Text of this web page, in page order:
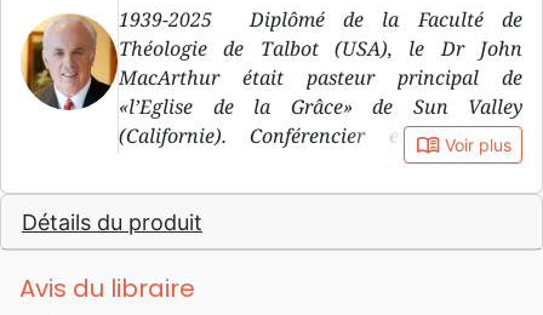
1939-2025 Diplômé de la Faculté de
Théologie de Talbot (USA), le Dr John
MacArthur était pasteur principal de
«l’Eglise de la Grâce» de Sun Valley
(Californie). Conférencier et professeur
réputé, il animait un programme quotidien
d’évangélisation diffusé sur plus de 1000
stations de radio en Amérique du Nord, en
Europe, en Afrique et en Océanie. il est
connu pour ses prises de position parfois très
book_open Voir plus
Détails du produit
Avis du libraire